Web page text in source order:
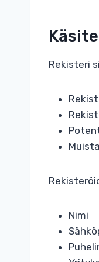
Rekisteri
Nimi